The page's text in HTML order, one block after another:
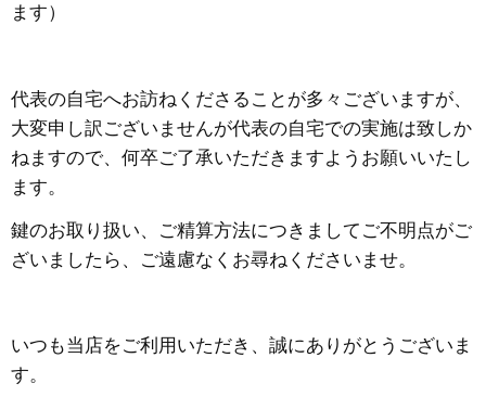
ます）
代表の自宅へお訪ねくださることが多々ございますが、
大変申し訳ございませんが代表の自宅での実施は致しか
ねますので、何卒ご了承いただきますようお願いいたし
ます。
鍵のお取り扱い、ご精算方法につきましてご不明点がご
ざいましたら、ご遠慮なくお尋ねくださいませ。
いつも当店をご利用いただき、誠にありがとうございま
す。